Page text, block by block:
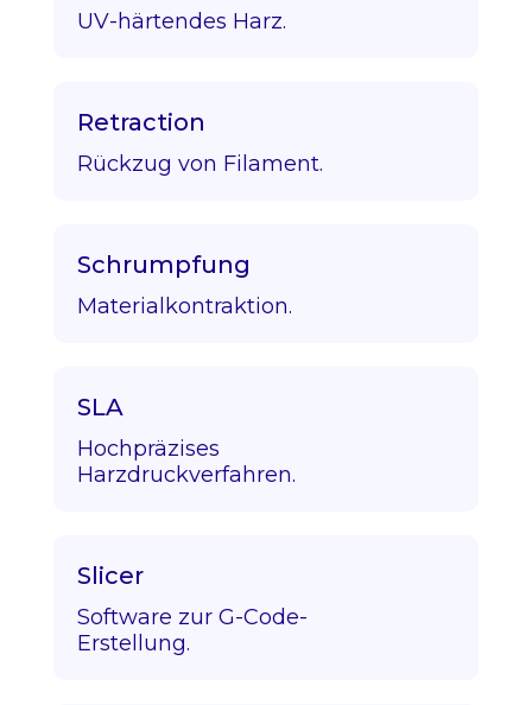
UV-härtendes Harz.
Retraction
Rückzug von Filament.
Schrumpfung
Materialkontraktion.
SLA
Hochpräzises
Harzdruckverfahren.
Slicer
Software zur G-Code-
Erstellung.